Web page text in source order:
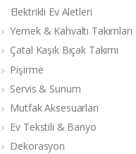
Elektrikli Ev Aletleri
Yemek & Kahvaltı Takımları
Çatal Kaşık Bıçak Takımı
Pişirme
Servis & Sunum
Mutfak Aksesuarları
Ev Tekstili & Banyo
Dekorasyon